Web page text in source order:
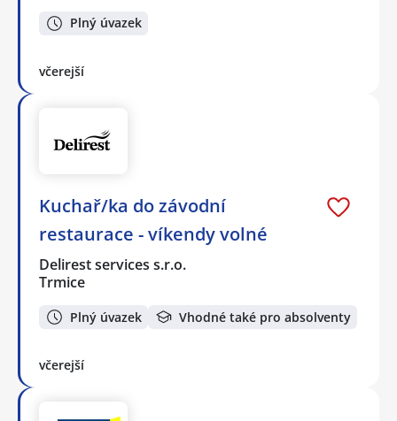
Plný úvazek
včerejší
Kuchař/ka do závodní
restaurace - víkendy volné
Delirest services s.r.o.
Trmice
Plný úvazek Vhodné také pro absolventy
včerejší